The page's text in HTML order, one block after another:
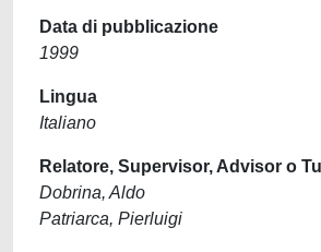
Data di pubblicazione
1999
Lingua
Italiano
Relatore, Supervisor, Advisor o
Dobrina, Aldo
Patriarca, Pierluigi